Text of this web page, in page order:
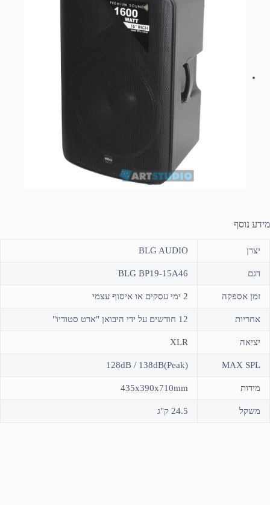
מידע נוסף
יצרן BLG AUDIO
דגם BLG BP19-15A46
זמן אספקה 2 ימי עסקים או איסוף עצמי
אחריות 12 חודשים על ידי היבואן "ארט סטודיו"
יציאה XLR
MAX SPL
128dB / 138dB(Peak)
מידות 435x390x710mm
משקל 24.5 ק"ג